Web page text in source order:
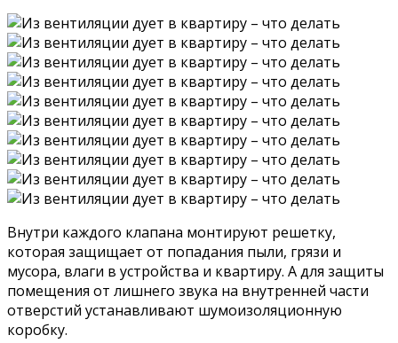
Внутри каждого клапана монтируют решетку,
которая защищает от попадания пыли, грязи и
мусора, влаги в устройства и квартиру. А для защиты
помещения от лишнего звука на внутренней части
отверстий устанавливают шумоизоляционную
коробку.